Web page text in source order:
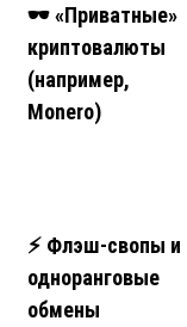
🕶️ «Приватные»
криптовалюты
(например,
Monero)
⚡ Флэш-свопы и
одноранговые
обмены